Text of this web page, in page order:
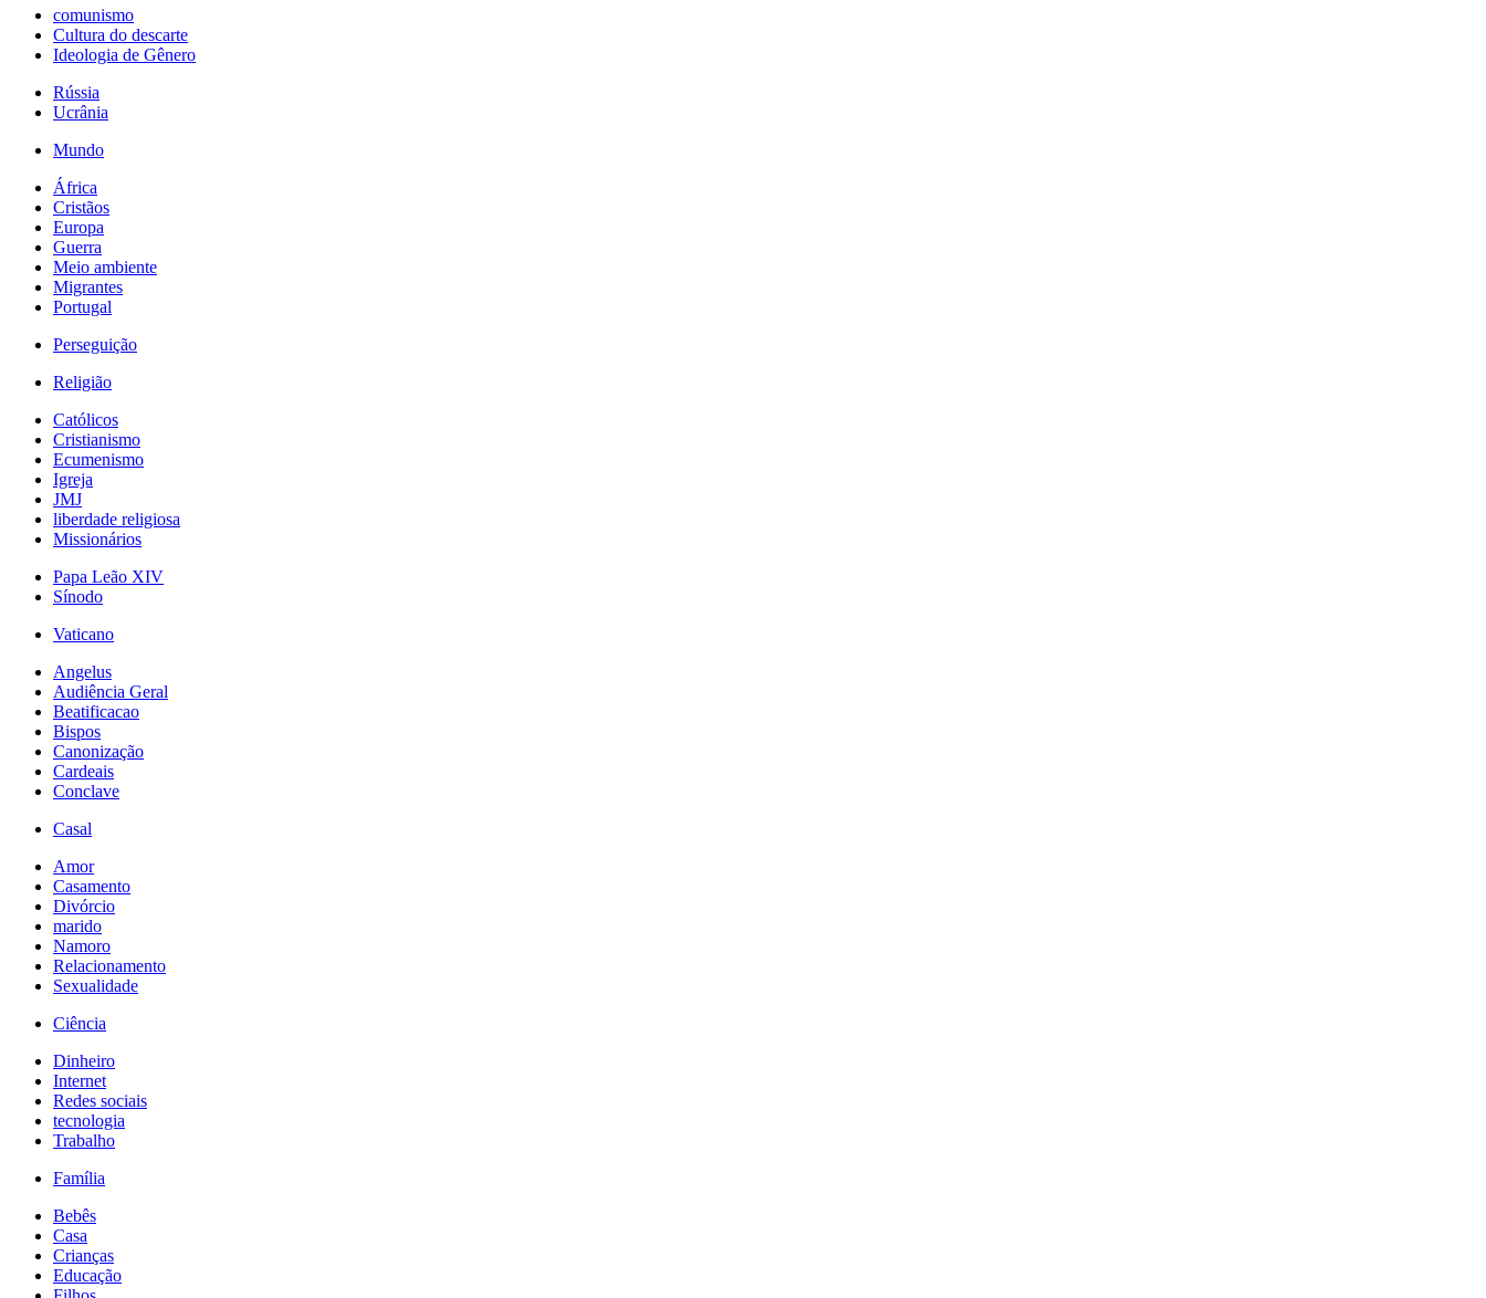
comunismo
Cultura do descarte
Ideologia de Gênero
Rússia
Ucrânia
Mundo
África
Cristãos
Europa
Guerra
Meio ambiente
Migrantes
Portugal
Perseguição
Religião
Católicos
Cristianismo
Ecumenismo
Igreja
JMJ
liberdade religiosa
Missionários
Papa Leão XIV
Sínodo
Vaticano
Angelus
Audiência Geral
Beatificacao
Bispos
Canonização
Cardeais
Conclave
Casal
Amor
Casamento
Divórcio
marido
Namoro
Relacionamento
Sexualidade
Ciência
Dinheiro
Internet
Redes sociais
tecnologia
Trabalho
Família
Bebês
Casa
Crianças
Educação